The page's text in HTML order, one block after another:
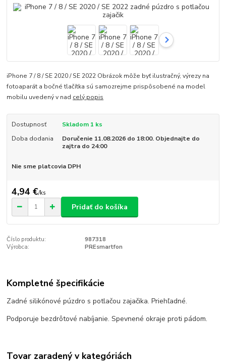
iPhone 7 / 8 / SE 2020 / SE 2022 Obrázok môže byť ilustračný, výrezy na
fotoaparát a bočné tlačítka sú samozrejme prispôsobené na model
mobilu uvedený v nad celý popis
Dostupnosť
Skladom 1 ks
Doba dodania
Doručenie 11.08.2026 do 18:00. Objednajte do
zajtra do 24:00
Nie sme platcovia DPH
4,94 €/ks
Pridať do košíka
Číslo produktu:
987318
Výrobca:
PREsmartfon
Kompletné špecifikácie
Zadné silikónové púzdro s potlačou zajačika. Priehľadné.
Podporuje bezdrôtové nabíjanie. Spevnené okraje proti pádom.
Tovar zaradený v kategóriách